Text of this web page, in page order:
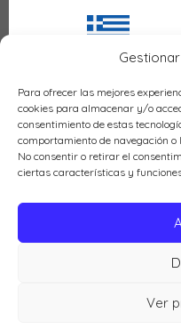
Para ofrecer las mejores
cookies para almacenar y/o
consentimiento de estas
comportamiento de navegación
No consentir o retirar el
ciertas características y
Ver
Griega
Italiana